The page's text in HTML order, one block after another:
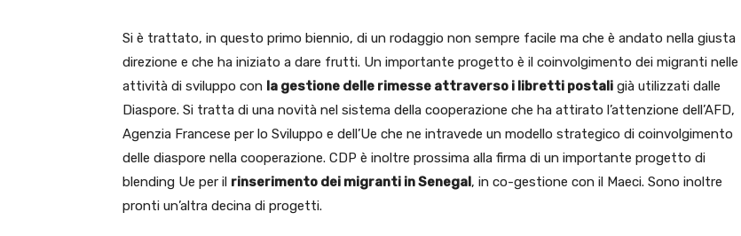
Si è trattato, in questo primo biennio, di un rodaggio non sempre facile ma che è andato nella giusta
direzione e che ha iniziato a dare frutti. Un importante progetto è il coinvolgimento dei migranti nelle
attività di sviluppo con la gestione delle rimesse attraverso i libretti postali già utilizzati dalle
Diaspore. Si tratta di una novità nel sistema della cooperazione che ha attirato l’attenzione dell’AFD,
Agenzia Francese per lo Sviluppo e dell’Ue che ne intravede un modello strategico di coinvolgimento
delle diaspore nella cooperazione. CDP è inoltre prossima alla firma di un importante progetto di
blending Ue per il rinserimento dei migranti in Senegal, in co-gestione con il Maeci. Sono inoltre
pronti un’altra decina di progetti.